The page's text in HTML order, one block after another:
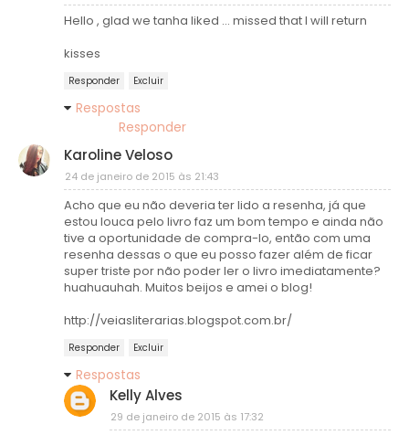
Hello , glad we tanha liked ... missed that I will return
kisses
Responder Excluir
Respostas
Responder
Karoline Veloso
24 de janeiro de 2015 às 21:43
Acho que eu não deveria ter lido a resenha, já que
estou louca pelo livro faz um bom tempo e ainda não
tive a oportunidade de compra-lo, então com uma
resenha dessas o que eu posso fazer além de ficar
super triste por não poder ler o livro imediatamente?
huahuauhah. Muitos beijos e amei o blog!
http://veiasliterarias.blogspot.com.br/
Responder Excluir
Respostas
Kelly Alves
29 de janeiro de 2015 às 17:32